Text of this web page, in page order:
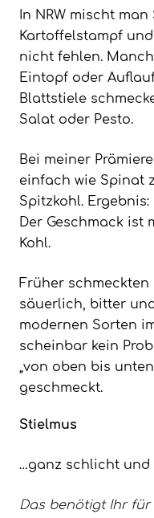
In NRW mischt
Kartoffelstampf
nicht fehlen.
Eintopf oder
Blattstiele
Salat oder Pesto.
Bei meiner
einfach wie Spinat
Spitzkohl.
Der Geschmack ist
Kohl.
Früher
säuerlich, bitter
modernen Sorten
scheinbar kein
„von oben bis
geschmeckt.
Stielmus
…ganz schlicht und
Das benötigt Ihr für